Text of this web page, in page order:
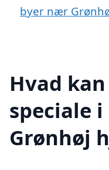
byer nær
Hvad
speciale
Grønhøj